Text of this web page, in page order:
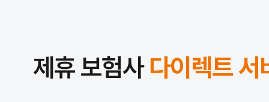
제휴 보험사다이렉트 서